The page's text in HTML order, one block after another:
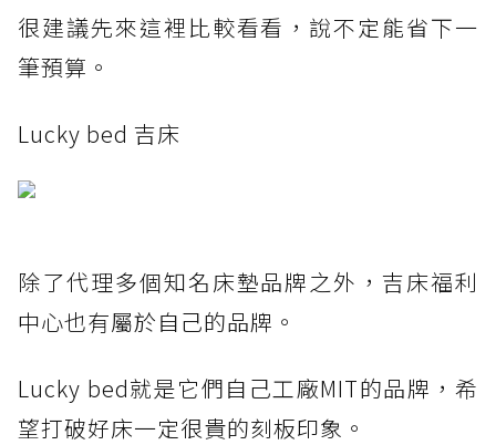
很建議先來這裡比較看看，說不定能省下一
筆預算。
Lucky bed 吉床
除了代理多個知名床墊品牌之外，吉床福利
中心也有屬於自己的品牌。
Lucky bed就是它們自己工廠MIT的品牌，希
望打破好床一定很貴的刻板印象。